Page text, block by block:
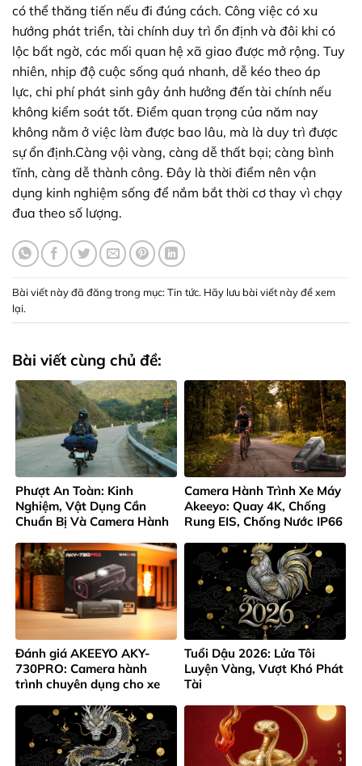
có thể thăng tiến nếu đi đúng cách. Công việc có xu
hướng phát triển, tài chính duy trì ổn định và đôi khi có
lộc bất ngờ, các mối quan hệ xã giao được mở rộng. Tuy
nhiên, nhịp độ cuộc sống quá nhanh, dễ kéo theo áp
lực, chi phí phát sinh gây ảnh hưởng đến tài chính nếu
không kiểm soát tốt. Điểm quan trọng của năm nay
không nằm ở việc làm được bao lâu, mà là duy trì được
sự ổn định.Càng vội vàng, càng dễ thất bại; càng bình
tĩnh, càng dễ thành công. Đây là thời điểm nên vận
dụng kinh nghiệm sống để nắm bắt thời cơ thay vì chạy
đua theo số lượng.
Bài viết này đã đăng trong mục:Tin tức. Hãy lưu bài viết này để xem
lại.
Bài viết cùng chủ đề:
Phượt An Toàn: Kinh
Nghiệm, Vật Dụng Cần
Chuẩn Bị Và Camera Hành
Camera Hành Trình Xe Máy
Akeeyo: Quay 4K, Chống
Rung EIS, Chống Nước IP66
Đánh giá AKEEYO AKY-
730PRO: Camera hành
trình chuyên dụng cho xe
Tuổi Dậu 2026: Lửa Tôi
Luyện Vàng, Vượt Khó Phát
Tài